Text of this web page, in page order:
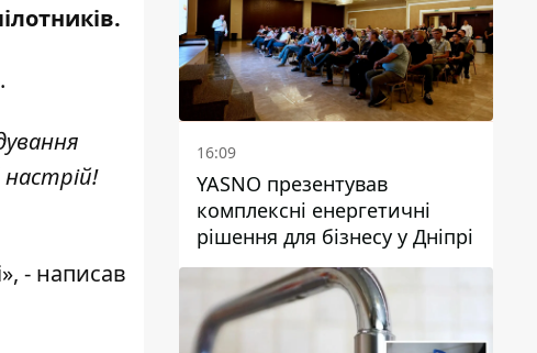
- написав
16:09
YASNO презентував
комплексні енергетичні
рішення для бізнесу у Дніпрі